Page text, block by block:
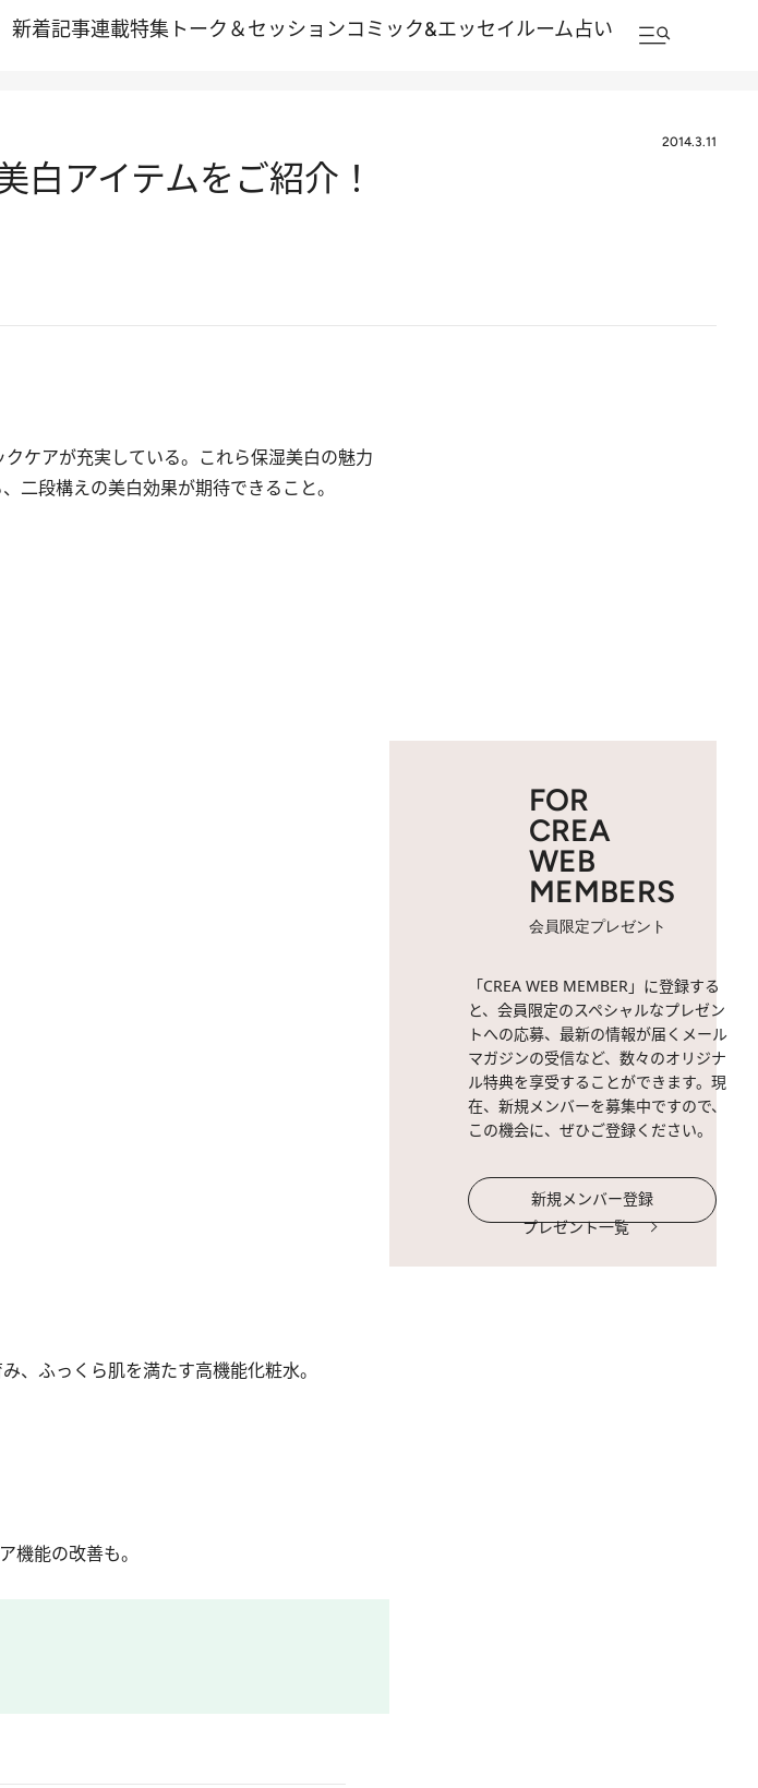
新着記事連載特集 トーク＆セッションコミック&エッセイルーム占い
2014.3.11
白アイテムをご紹介！
ケアが充実している。これら保湿美白の魅力
二段構えの美白効果が期待できること。
、ふっくら肌を満たす高機能化粧水。
機能の改善も。
FOR
CREA
WEB
MEMBERS
会員限定プレゼント
「CREA WEB MEMBER」に登録する
と、会員限定のスペシャルなプレゼン
トへの応募、最新の情報が届くメール
マガジンの受信など、数々のオリジナ
ル特典を享受することができます。現
在、新規メンバーを募集中ですので、
この機会に、ぜひご登録ください。
新規メンバー登録
プレゼント一覧